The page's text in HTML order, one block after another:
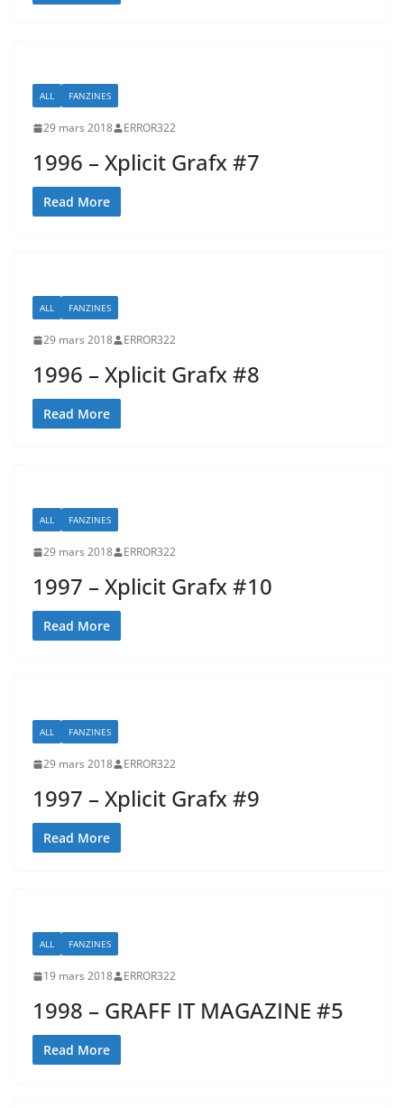
ALL FANZINES
29 mars 2018 ERROR322
1996 – Xplicit Grafx #7
Read More
ALL FANZINES
29 mars 2018 ERROR322
1996 – Xplicit Grafx #8
Read More
ALL FANZINES
29 mars 2018 ERROR322
1997 – Xplicit Grafx #10
Read More
ALL FANZINES
29 mars 2018 ERROR322
1997 – Xplicit Grafx #9
Read More
ALL FANZINES
19 mars 2018 ERROR322
1998 – GRAFF IT MAGAZINE #5
Read More